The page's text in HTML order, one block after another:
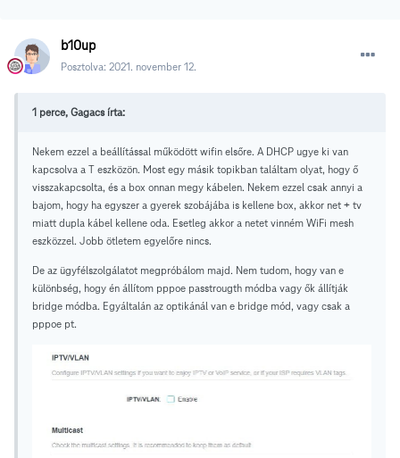
b10up
Posztolva: 2021. november 12.
1 perce, Gagacs írta:
Nekem ezzel a beállítással működött wifin elsőre. A DHCP ugye ki van
kapcsolva a T eszközön. Most egy másik topikban találtam olyat, hogy ő
visszakapcsolta, és a box onnan megy kábelen. Nekem ezzel csak annyi a
bajom, hogy ha egyszer a gyerek szobájába is kellene box, akkor net + tv
miatt dupla kábel kellene oda. Esetleg akkor a netet vinném WiFi mesh
eszközzel. Jobb ötletem egyelőre nincs.
De az ügyfélszolgálatot megpróbálom majd. Nem tudom, hogy van e
különbség, hogy én állítom pppoe passtrougth módba vagy ők állítják
bridge módba. Egyáltalán az optikánál van e bridge mód, vagy csak a
pppoe pt.